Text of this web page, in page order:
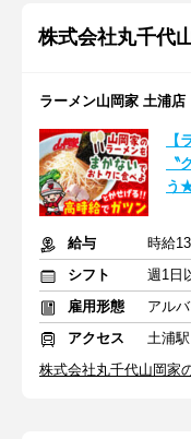
株式会社丸千代
ラーメン山岡家 土浦店
【
〝
う
給与
時給
シフト
雇用形態
アル
アクセス
土浦
株式会社丸千代山岡家